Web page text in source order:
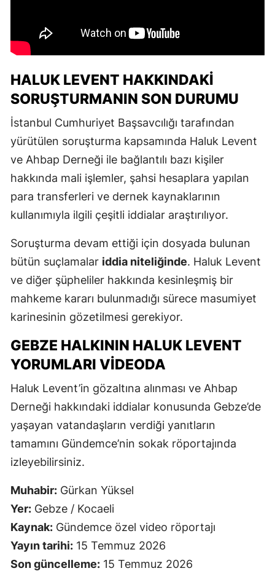
HALUK LEVENT HAKKINDAKI
SORUŞTURMANIN SON DURUMU
İstanbul Cumhuriyet Başsavcılığı tarafından
yürütülen soruşturma kapsamında Haluk Levent
ve Ahbap Derneği ile bağlantılı bazı kişiler
hakkında mali işlemler, şahsi hesaplara yapılan
para transferleri ve dernek kaynaklarının
kullanımıyla ilgili çeşitli iddialar araştırılıyor.
Soruşturma devam ettiği için dosyada bulunan
bütün suçlamalar iddia niteliğinde. Haluk Levent
ve diğer şüpheliler hakkında kesinleşmiş bir
mahkeme kararı bulunmadığı sürece masumiyet
karinesinin gözetilmesi gerekiyor.
GEBZE HALKININ HALUK LEVENT
YORUMLARI VIDEODA
Haluk Levent’in gözaltına alınması ve Ahbap
Derneği hakkındaki iddialar konusunda Gebze’de
yaşayan vatandaşların verdiği yanıtların
tamamını Gündemce’nin sokak röportajında
izleyebilirsiniz.
Muhabir: Gürkan Yüksel
Yer: Gebze / Kocaeli
Kaynak: Gündemce özel video röportajı
Yayın tarihi: 15 Temmuz 2026
Son güncelleme: 15 Temmuz 2026